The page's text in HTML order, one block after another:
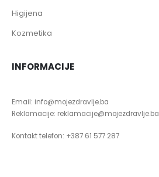
Higijena
Kozmetika
INFORMACIJE
Email: info@mojezdravlje.ba
Reklamacije: reklamacije@mojezdravlje.ba
Kontakt telefon: +387 61 577 287